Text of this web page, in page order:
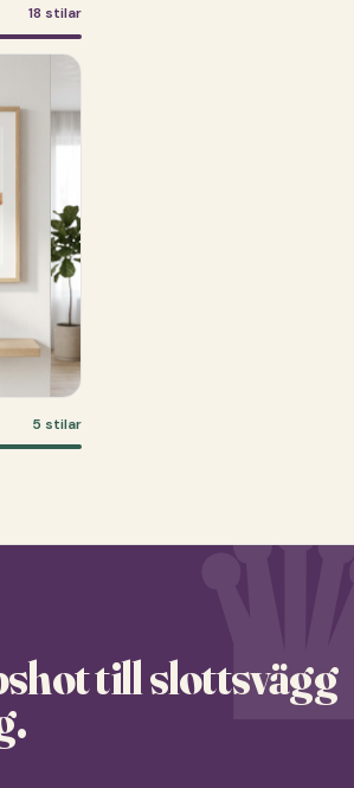
18 stilar
5 stilar
till slottsvägg